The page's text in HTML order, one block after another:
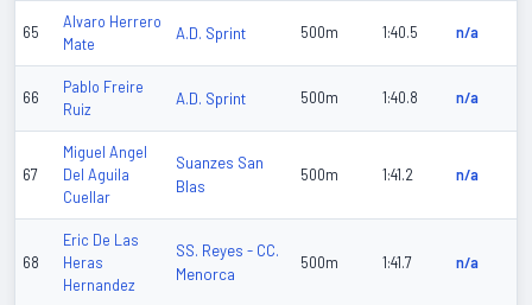
65
Alvaro Herrero
Mate
A.D. Sprint 500m 1:40.5 n/a
66
Pablo Freire
Ruiz
A.D. Sprint 500m 1:40.8 n/a
67
Miguel Angel
Del Aguila
Cuellar
Suanzes San
Blas
500m 1:41.2 n/a
68
Eric De Las
Heras
Hernandez
SS. Reyes - CC.
Menorca
500m 1:41.7 n/a